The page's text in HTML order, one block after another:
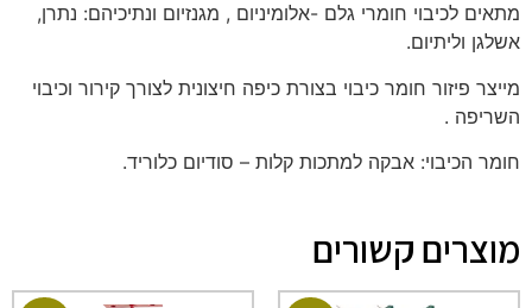
מתאים לכיבוי חומרי גלם -אלומיניום , מגנזיום ונתיכיהם: נתרן,
אשלגן וליתיום.
מייצר פיזור חומר כיבוי בצורת כיפה חיצונית לצורך קירור וכיבוי
השריפה .
חומר הכיבוי: אבקה למתכות קלות – סודיום כלוריד.
מוצרים קשורים